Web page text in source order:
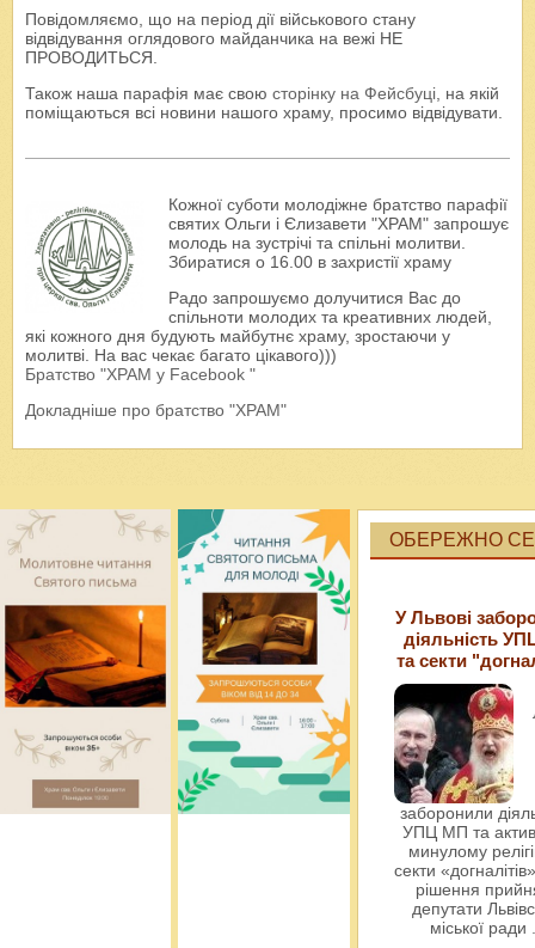
Повідомляємо, що на період дії військового стану
відвідування оглядового майданчика на вежі НЕ
ПРОВОДИТЬСЯ.
Також наша парафія має свою сторінку на Фейсбуці, на якій
поміщаються всі новини нашого храму, просимо відвідувати.
Кожної суботи молодіжне братство парафії
святих Ольги і Єлизавети "ХРАМ" запрошує
молодь на зустрічі та спільні молитви.
Збиратися о 16.00 в захристії храму
Радо запрошуємо долучитися Вас до
спільноти молодих та креативних людей,
які кожного дня будують майбутнє храму, зростаючи у
молитві. На вас чекає багато цікавого)))
Братство "ХРАМ у Facebook "
Докладніше про братство "ХРАМ"
ОБЕРЕЖНО
У Львові
діяльність
та секти
заборонили
УПЦ МП та
минулому
секти
рішення
депутати
міської ради